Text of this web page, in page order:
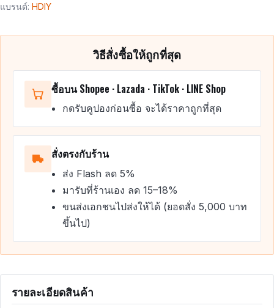
แบรนด์: HDIY
วิธีสั่งซื้อให้ถูกที่สุด
ซื้อบน Shopee · Lazada · TikTok · LINE Shop
กดรับคูปองก่อนซื้อ จะได้ราคาถูกที่สุด
สั่งตรงกับร้าน
ส่ง Flash ลด 5%
มารับที่ร้านเอง ลด 15–18%
ขนส่งเอกชนไปส่งให้ได้ (ยอดสั่ง 5,000 บาท
ขึ้นไป)
รายละเอียดสินค้า